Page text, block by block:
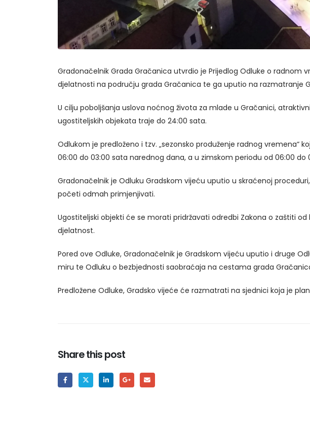
Gradonačelnik Grada Gračanica utvrdio je Prijedlog Odluke o
djelatnosti na području grada Gračanica te ga uputio na razmatranje
U cilju poboljšanja uslova noćnog života za mlade u Gračanici,
ugostiteljskih objekata traje do 24:00 sata.
Odlukom je predloženo i tzv. „sezonsko produženje radnog
06:00 do 03:00 sata narednog dana, a u zimskom periodu od 06:00 do
Gradonačelnik je Odluku Gradskom vijeću uputio u skraćenoj
početi odmah primjenjivati.
Ugostiteljski objekti će se morati pridržavati odredbi Zakona o zaštiti
djelatnost.
Pored ove Odluke, Gradonačelnik je Gradskom vijeću uputio i druge
miru te Odluku o bezbjednosti saobraćaja na cestama grada
Predložene Odluke, Gradsko vijeće će razmatrati na sjednici koja je
Share this post